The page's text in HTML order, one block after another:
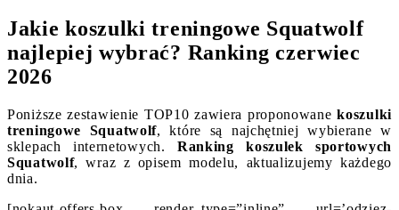
Jakie koszulki treningowe Squatwolf
najlepiej wybrać? Ranking czerwiec
2026
Poniższe zestawienie TOP10 zawiera proponowanekoszulki
treningowe Squatwolf, które są najchętniej wybierane w
sklepach internetowych. Ranking koszulek sportowych
Squatwolf, wraz z opisem modelu, aktualizujemy każdego
dnia.